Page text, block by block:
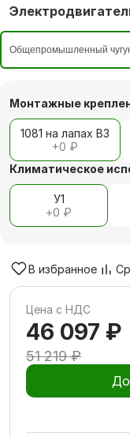
Монтажные
1081 на лапах В3
+0 ₽
Климатическое
У1
+0 ₽
В избранное
Цена с НДС
46 097 ₽
51 219 ₽